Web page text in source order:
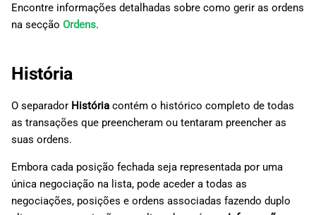
Encontre informações detalhadas sobre como gerir as ordens
na secção Ordens.
História
O separador História contém o histórico completo de todas
as transações que preencheram ou tentaram preencher as
suas ordens.
Embora cada posição fechada seja representada por uma
única negociação na lista, pode aceder a todas as
negociações, posições e ordens associadas fazendo duplo